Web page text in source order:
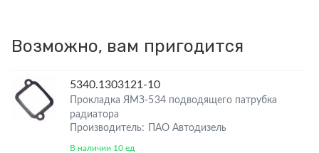
Возможно, вам пригодится
5340.1303121-10
Прокладка ЯМЗ-534 подводящего патрубка
радиатора
Производитель: ПАО Автодизель
В наличии 10 ед